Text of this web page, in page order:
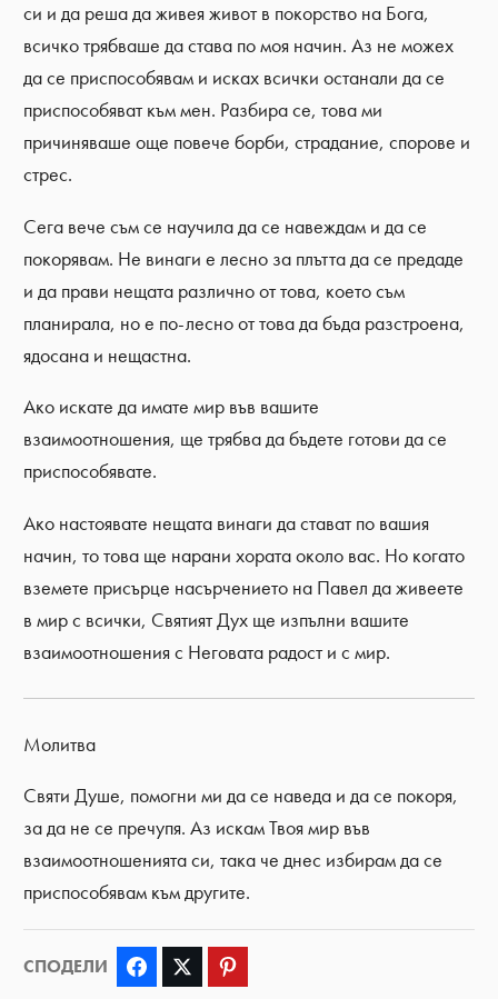
си и да реша да живея живот в покорство на Бога,
всичко трябваше да става по моя начин. Аз не можех
да се приспособявам и исках всички останали да се
приспособяват към мен. Разбира се, това ми
причиняваше още повече борби, страдание, спорове и
стрес.
Сега вече съм се научила да се навеждам и да се
покорявам. Не винаги е лесно за плътта да се предаде
и да прави нещата различно от това, което съм
планирала, но е по-лесно от това да бъда разстроена,
ядосана и нещастна.
Ако искате да имате мир във вашите
взаимоотношения, ще трябва да бъдете готови да се
приспособявате.
Ако настоявате нещата винаги да стават по вашия
начин, то това ще нарани хората около вас. Но когато
вземете присърце насърчението на Павел да живеете
в мир с всички, Святият Дух ще изпълни вашите
взаимоотношения с Неговата радост и с мир.
Молитва
Святи Душе, помогни ми да се наведа и да се покоря,
за да не се пречупя. Аз искам Твоя мир във
взаимоотношенията си, така че днес избирам да се
приспособявам към другите.
СПОДЕЛИ Facebook Twitter